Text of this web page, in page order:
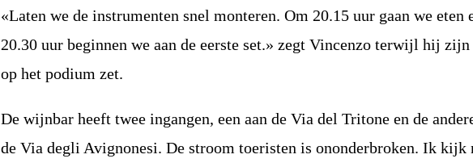
«Laten we de instrumenten snel monteren. Om 20.15 uur gaan we eten
20.30 uur beginnen we aan de eerste set.» zegt Vincenzo terwijl hij
op het podium zet.
De wijnbar heeft twee ingangen, een aan de Via del Tritone en de
de Via degli Avignonesi. De stroom toeristen is ononderbroken. Ik kijk